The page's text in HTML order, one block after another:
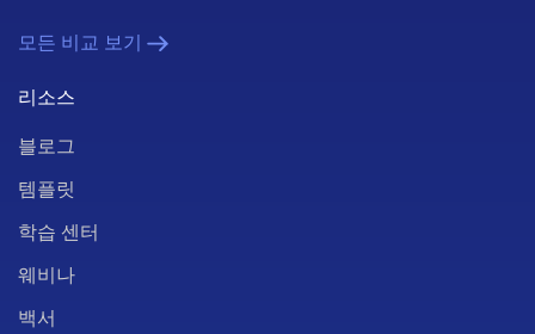
모든 비교 보기
리소스
블로그
템플릿
학습 센터
웨비나
백서